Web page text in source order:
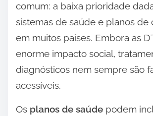
comum: a baixa prioridade
sistemas de saúde e planos de
em muitos países. Embora as
enorme impacto social,
diagnósticos nem sempre são
acessíveis.
Os planos de saúde podem